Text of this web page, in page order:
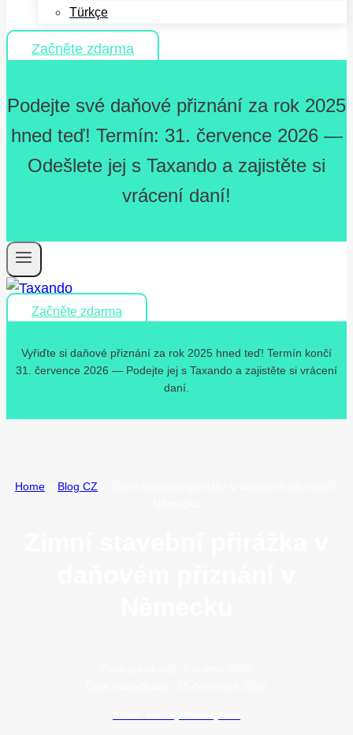
Türkçe
Začněte zdarma
Podejte své daňové přiznání za rok 2025
hned teď! Termín: 31. července 2026 —
Odešlete jej s Taxando a zajistěte si
vrácení daní!
Začněte zdarma
Vyřiďte si daňové přiznání za rok 2025 hned teď! Termín končí
31. července 2026 — Podejte jej s Taxando a zajistěte si vrácení
daní.
Home Blog CZ